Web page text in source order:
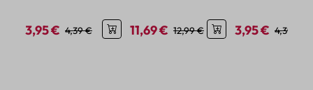
Verkaufspreis:
3,95 € Regulärer Preis:
4,39 €
Motiven
Verkaufspreis:
11,69 € Regulärer Preis:
12,99 €
Verkaufspreis:
3,95 € 4,39 €